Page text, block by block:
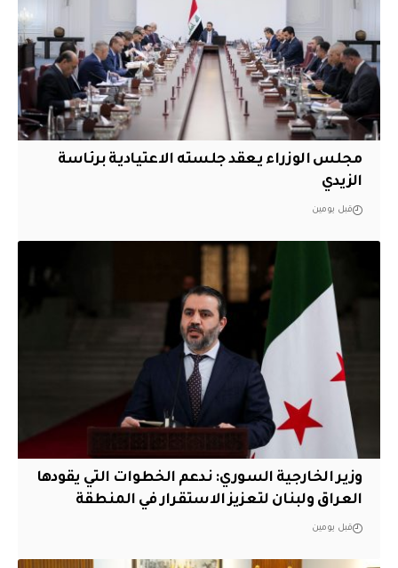
مجلس الوزراء يعقد جلسته الاعتيادية برئاسة
الزيدي
قبل يومين
وزير الخارجية السوري: ندعم الخطوات التي يقودها
العراق ولبنان لتعزيز الاستقرار في المنطقة
قبل يومين